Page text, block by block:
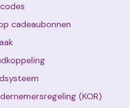
cadeaubonnen
(KOR)